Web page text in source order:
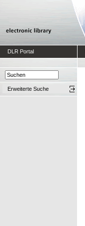
DLR Portal
Erweiterte Suche